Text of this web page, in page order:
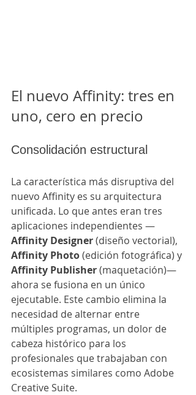
El nuevo Affinity: tres en
uno, cero en precio
Consolidación estructural
La característica más disruptiva del
nuevo Affinity es su arquitectura
unificada. Lo que antes eran tres
aplicaciones independientes —
Affinity Designer (diseño vectorial),
Affinity Photo (edición fotográfica) y
Affinity Publisher (maquetación)—
ahora se fusiona en un único
ejecutable. Este cambio elimina la
necesidad de alternar entre
múltiples programas, un dolor de
cabeza histórico para los
profesionales que trabajaban con
ecosistemas similares como Adobe
Creative Suite.